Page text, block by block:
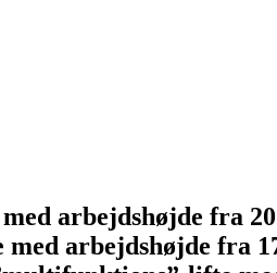
arbejdshøjde fra
arbejdshøjde fra